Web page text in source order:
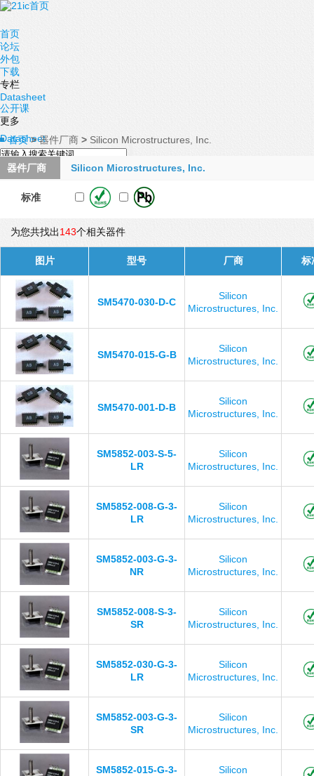
首页
论坛
外包
下载
专栏
Datasheet
公开课
更多
Datasheet
首页 >器件厂商 > Silicon Microstructures, Inc.
器件厂商 Silicon Microstructures, Inc.
标准
为您共找出143个相关器件
图片 型号 厂商 标
SM5470-030-D-C
Silicon
Microstructures, Inc.
SM5470-015-G-B
Silicon
Microstructures, Inc.
SM5470-001-D-B
Silicon
Microstructures, Inc.
SM5852-003-S-5-
LR
Silicon
Microstructures, Inc.
SM5852-008-G-3-
LR
Silicon
Microstructures, Inc.
SM5852-003-G-3-
NR
Silicon
Microstructures, Inc.
SM5852-008-S-3-
SR
Silicon
Microstructures, Inc.
SM5852-030-G-3-
LR
Silicon
Microstructures, Inc.
SM5852-003-G-3-
SR
Silicon
Microstructures, Inc.
SM5852-015-G-3-
Silicon